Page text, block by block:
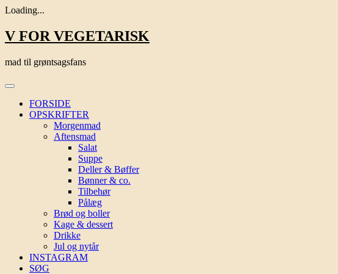
Loading...
Skip
to
V FOR VEGETARISK
mad til grøntsagsfans
FORSIDE
OPSKRIFTER
Morgenmad
Aftensmad
Salat
Suppe
Deller & Bøffer
Bønner & co.
Tilbehør
Pålæg
Brød og boller
Kage & dessert
Drikke
Jul og nytår
INSTAGRAM
SØG